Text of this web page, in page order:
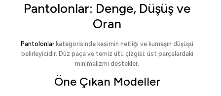
Pantolonlar: Denge, Düşüş ve
Oran
Pantolonlarkategorisinde kesimin netliği ve kumaşın düşüşü
belirleyicidir. Düz paça ve temiz ütü çizgisi; üst parçalardaki
minimalizmi destekler.
Öne Çıkan Modeller